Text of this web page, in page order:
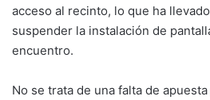
acceso al recinto, lo que ha
suspender la instalación de
encuentro.
No se trata de una falta de